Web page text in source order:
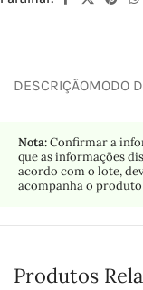
DESCRIÇÃOMODO
Nota:Confirmar a
que as informações
acordo com o lote,
acompanha o
Produtos